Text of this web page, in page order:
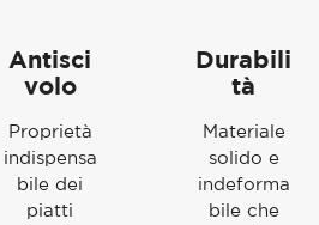
Antisci
volo
Proprietà
indispensa
bile dei
piatti
Durabili
tà
Materiale
solido e
indeforma
bile che